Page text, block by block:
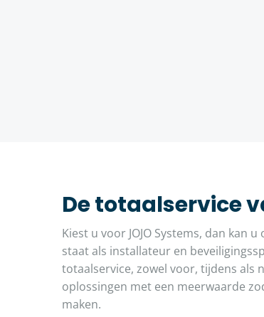
De totaalservice
Kiest u voor JOJO Systems, dan kan
staat als installateur en
totaalservice, zowel voor, tijdens als
oplossingen met een meerwaarde
maken.